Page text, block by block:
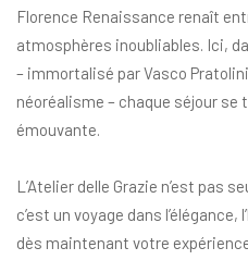
Florence Renaissance renaît
atmosphères inoubliables. Ici,
– immortalisé par Vasco
néoréalisme – chaque séjour se
émouvante.
L’Atelier delle Grazie n’est pas
c’est un voyage dans
dès maintenant votre